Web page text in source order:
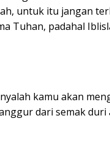
untuk itu jangan
Tuhan, padahal
kamu akan
dari semak duri